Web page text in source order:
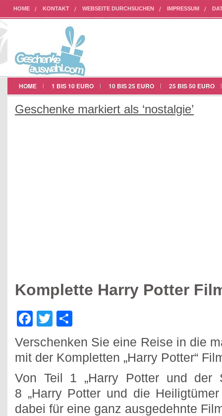
HOME KONTAKT WEBSEITE DURCHSUCHEN IMPRESSUM
AUF UNSERER WEBSEITE WERBEN
HOME 1 BIS 10 EURO 10 BIS 25 EURO 25 BIS 50 EURO
Geschenke markiert als ‘nostalgie’
Komplette Harry Potter
Facebook
Twitter
Verschenken Sie eine Reise in die
mit der Kompletten „Harry Potter“
Von Teil 1 „Harry Potter und der
8 „Harry Potter und die
dabei für eine ganz ausgedehnte